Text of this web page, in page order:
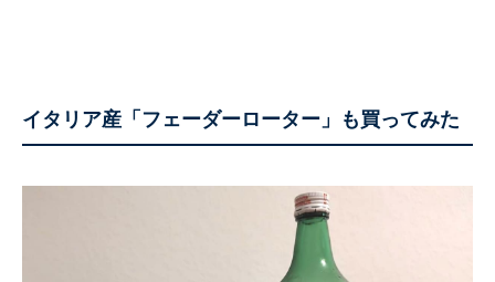
イタリア産「フェーダーローター」も買ってみた